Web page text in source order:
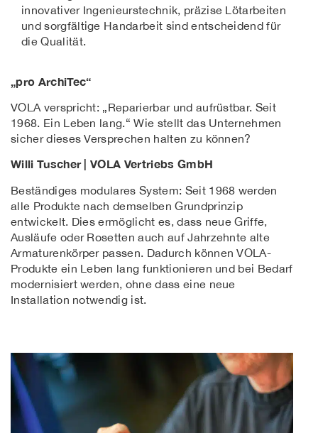
innovativer Ingenieurstechnik, präzise Lötarbeiten
und sorgfältige Handarbeit sind entscheidend für
die Qualität.
„pro ArchiTec“
VOLA verspricht: „Reparierbar und aufrüstbar. Seit
1968. Ein Leben lang.“ Wie stellt das Unternehmen
sicher dieses Versprechen halten zu können?
Willi Tuscher | VOLA Vertriebs GmbH
Beständiges modulares System: Seit 1968 werden
alle Produkte nach demselben Grundprinzip
entwickelt. Dies ermöglicht es, dass neue Griffe,
Ausläufe oder Rosetten auch auf Jahrzehnte alte
Armaturenkörper passen. Dadurch können VOLA-
Produkte ein Leben lang funktionieren und bei Bedarf
modernisiert werden, ohne dass eine neue
Installation notwendig ist.